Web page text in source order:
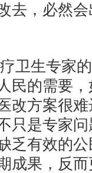
去，必然
卫生专家
民的需要
改方案很
只是专家
乏有效的
成果，反